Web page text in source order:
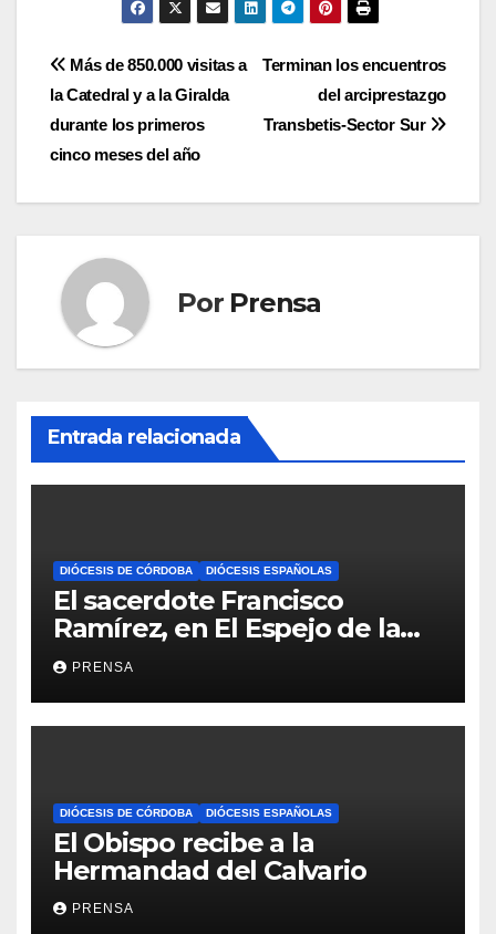
Navegación
de
entradas
Terminan los encuentros
del arciprestazgo
Transbetis-Sector Sur
Más de 850.000 visitas a
la Catedral y a la Giralda
durante los primeros
cinco meses del año
Por Prensa
Entrada relacionada
DIÓCESIS DE CÓRDOBA DIÓCESIS ESPAÑOLAS
El sacerdote Francisco
Ramírez, en El Espejo de la
Iglesia
PRENSA
DIÓCESIS DE CÓRDOBA DIÓCESIS ESPAÑOLAS
El Obispo recibe a la
Hermandad del Calvario
PRENSA